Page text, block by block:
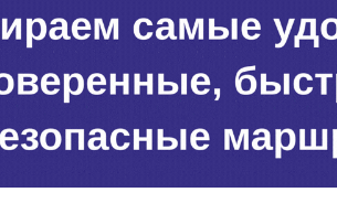
ЦЕНТРАЛЬНАЯ
В Стамбуле гражданам Узбекистана